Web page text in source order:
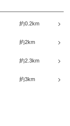
約0.2km
約2km
約2.3km
約3km